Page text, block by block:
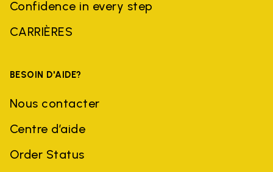
Confidence in every step
CARRIÈRES
BESOIN D'AIDE?
Nous contacter
Centre d’aide
Order Status